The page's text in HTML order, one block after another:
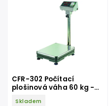
Nejprodávanější
CFR-302 Počítací
plošinová váha 60 kg -
Skladem